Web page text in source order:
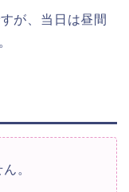
が、当日は昼間
。